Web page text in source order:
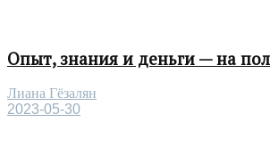
Опыт, знания и деньги — на
Лиана Гёзалян
2023-05-30